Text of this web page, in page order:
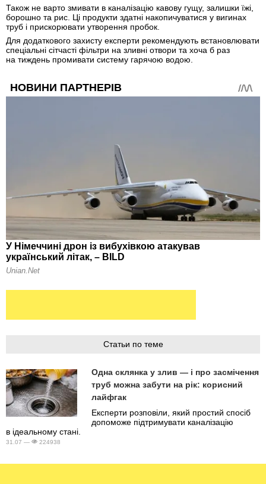
Також не варто змивати в каналізацію кавову гущу, залишки їжі,
борошно та рис. Ці продукти здатні накопичуватися у вигинах
труб і прискорювати утворення пробок.
Для додаткового захисту експерти рекомендують встановлювати
спеціальні сітчасті фільтри на зливні отвори та хоча б раз
на тиждень промивати систему гарячою водою.
Статьи по теме
Одна склянка у злив — і про засмічення
труб можна забути на рік: корисний
лайфгак
Експерти розповіли, який простий спосіб
допоможе підтримувати каналізацію
в ідеальному стані.
31.07 — 224938